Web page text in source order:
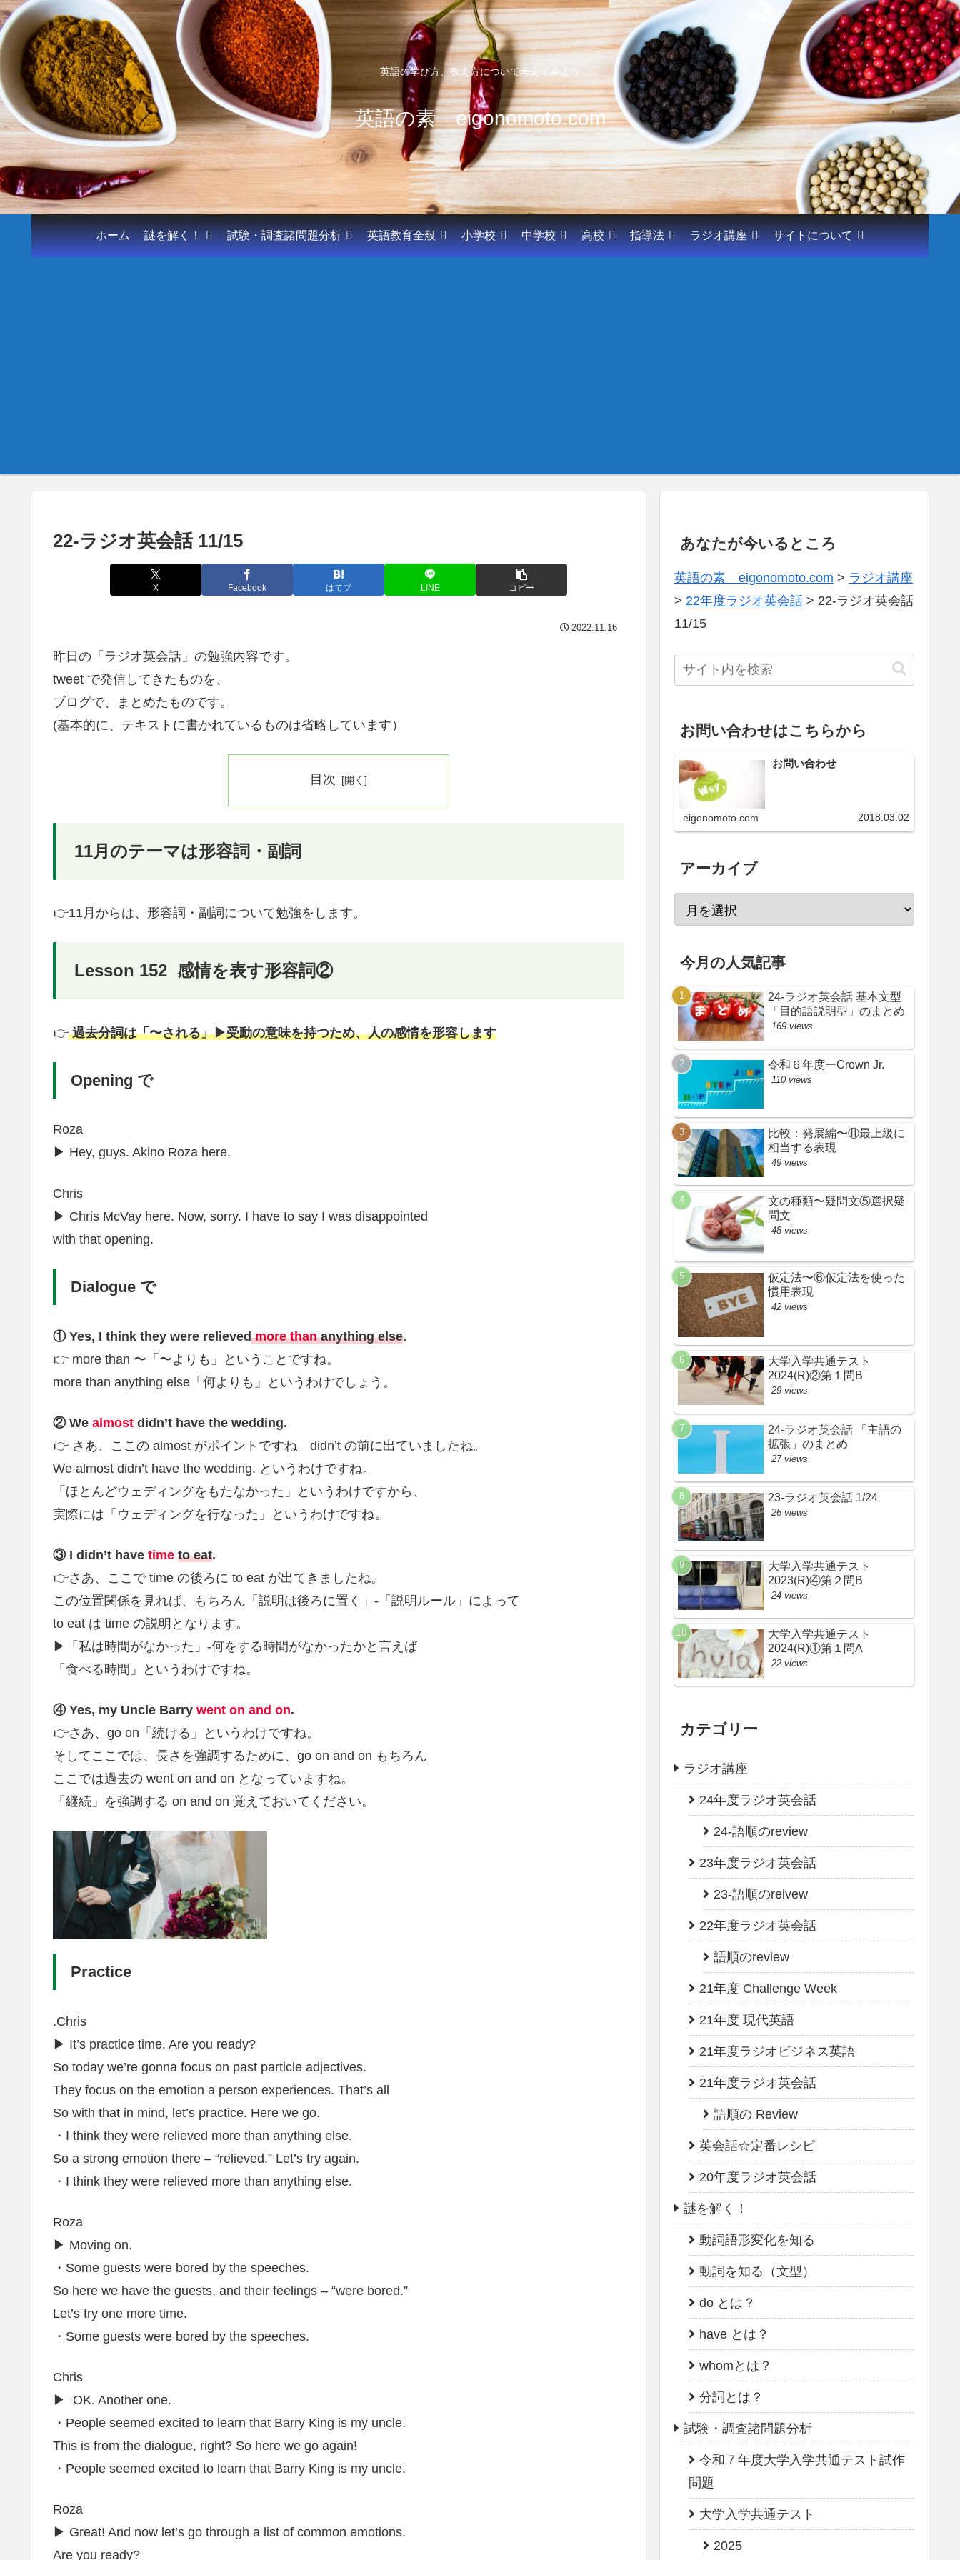
英語の学び方、教え方について考えてみよう
英語の素 eigonomoto.com
ホーム 謎を解く！ 試験・調査諸問題分析 英語教育全般 小学校 中学校 高校 指導法 ラジオ講座 サイトについて
22-ラジオ英会話 11/15
X Facebook はてブ LINE コピー
2022.11.16
昨日の「ラジオ英会話」の勉強内容です。
tweet で発信してきたものを、
ブログで、まとめたものです。
(基本的に、テキストに書かれているものは省略しています）
目次
11月のテーマは形容詞・副詞
👉11月からは、形容詞・副詞について勉強をします。
Lesson 152 感情を表す形容詞②
👉過去分詞は「〜される」▶︎受動の意味を持つため、人の感情を形容します
Opening で
Roza
▶︎ Hey, guys. Akino Roza here.
Chris
▶︎ Chris McVay here. Now, sorry. I have to say I was disappointed
with that opening.
Dialogue で
① Yes, I think they were relievedmore thananything else.
👉 more than 〜「〜よりも」ということですね。
more than anything else「何よりも」というわけでしょう。
② We almost didn’t have the wedding.
👉 さあ、ここの almost がポイントですね。didn’t の前に出ていましたね。
We almost didn’t have the wedding. というわけですね。
「ほとんどウェディングをもたなかった」というわけですから、
実際には「ウェディングを行なった」というわけですね。
③ I didn’t have time to eat.
👉さあ、ここで time の後ろに to eat が出てきましたね。
この位置関係を見れば、もちろん「説明は後ろに置く」-「説明ルール」によって
to eat は time の説明となります。
▶︎「私は時間がなかった」-何をする時間がなかったかと言えば
「食べる時間」というわけですね。
④ Yes, my Uncle Barry went on and on.
👉さあ、go on「続ける」というわけですね。
そしてここでは、長さを強調するために、go on and on もちろん
ここでは過去の went on and on となっていますね。
「継続」を強調する on and on 覚えておいてください。
Practice
.Chris
▶︎ It’s practice time. Are you ready?
So today we’re gonna focus on past particle adjectives.
They focus on the emotion a person experiences. That’s all
So with that in mind, let’s practice. Here we go.
・I think they were relieved more than anything else.
So a strong emotion there – “relieved.” Let’s try again.
・I think they were relieved more than anything else.
Roza
▶︎ Moving on.
・Some guests were bored by the speeches.
So here we have the guests, and their feelings – “were bored.”
Let’s try one more time.
・Some guests were bored by the speeches.
Chris
▶︎ OK. Another one.
・People seemed excited to learn that Barry King is my uncle.
This is from the dialogue, right? So here we go again!
・People seemed excited to learn that Barry King is my uncle.
Roza
▶︎ Great! And now let’s go through a list of common emotions.
Are you ready?
あなたが今いるところ
英語の素 eigonomoto.com > ラジオ講座
> 22年度ラジオ英会話 > 22-ラジオ英会話
11/15
お問い合わせはこちらから
お問い合わせ
eigonomoto.com 2018.03.02
アーカイブ
今月の人気記事
24-ラジオ英会話 基本文型
「目的語説明型」のまとめ
169 views
令和６年度ーCrown Jr.
110 views
比較：発展編〜⑪最上級に
相当する表現
49 views
文の種類〜疑問文⑤選択疑
問文
48 views
仮定法〜⑥仮定法を使った
慣用表現
42 views
大学入学共通テスト
2024(R)②第１問B
29 views
24-ラジオ英会話 「主語の
拡張」のまとめ
27 views
23-ラジオ英会話 1/24
26 views
大学入学共通テスト
2023(R)④第２問B
24 views
大学入学共通テスト
2024(R)①第１問A
22 views
カテゴリー
ラジオ講座
24年度ラジオ英会話
24-語順のreview
23年度ラジオ英会話
23-語順のreivew
22年度ラジオ英会話
語順のreview
21年度 Challenge Week
21年度 現代英語
21年度ラジオビジネス英語
21年度ラジオ英会話
語順の Review
英会話☆定番レシピ
20年度ラジオ英会話
謎を解く！
動詞語形変化を知る
動詞を知る（文型）
do とは？
have とは？
whomとは？
分詞とは？
試験・調査諸問題分析
令和７年度大学入学共通テスト試作
問題
大学入学共通テスト
2025